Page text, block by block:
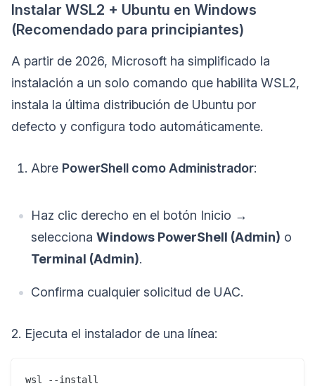
Instalar WSL2 + Ubuntu en Windows
(Recomendado para principiantes)
A partir de 2026, Microsoft ha simplificado la
instalación a un solo comando que habilita WSL2,
instala la última distribución de Ubuntu por
defecto y configura todo automáticamente.
Abre PowerShell como Administrador:
Haz clic derecho en el botón Inicio →
selecciona Windows PowerShell (Admin) o
Terminal (Admin).
Confirma cualquier solicitud de UAC.
2. Ejecuta el instalador de una línea:
wsl --install